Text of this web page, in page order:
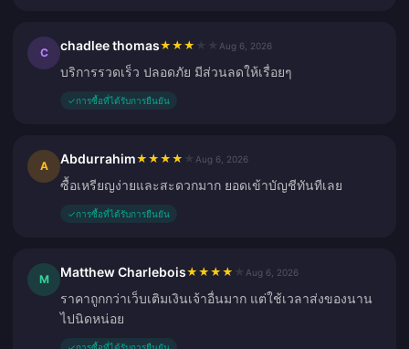
C chadlee thomas★ ★ ★ Aug 6, 2026
บริการรวดเร็ว ปลอดภัย มีส่วนลดให้เรื่อยๆ
✓การซื้อที่ได้รับการยืนยัน
A Abdurrahim★ ★ ★ ★ Aug 6, 2026
ซื้อเหรียญง่ายและสะดวกมาก ยอดเข้าบัญชีทันทีเลย
✓การซื้อที่ได้รับการยืนยัน
M Matthew Charlebois★ ★ ★ ★ Aug 6, 2026
ราคาถูกกว่าเว็บเติมเงินเจ้าอื่นมาก แต่ใช้เวลาส่งของนาน
ไปนิดหน่อย